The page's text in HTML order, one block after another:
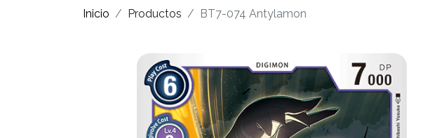
Inicio Productos BT7-074 Antylamon